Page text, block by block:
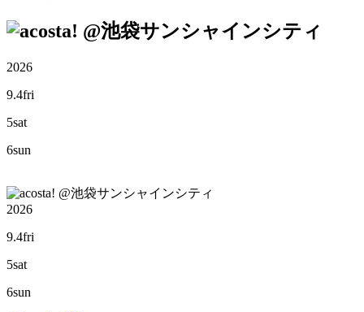
@池袋サンシャインシティ
2026
9.4fri
5sat
6sun
@池袋サンシャインシティ
2026
9.4fri
5sat
6sun